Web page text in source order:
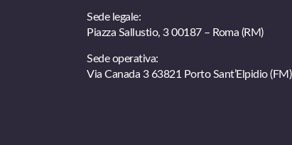
Sede legale:
Piazza Sallustio, 3 00187 – Roma (RM)
Sede operativa:
Via Canada 3 63821 Porto Sant’Elpidio (FM)